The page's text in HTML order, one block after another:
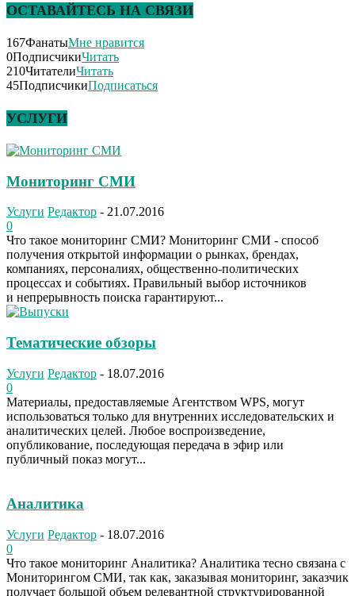
ОСТАВАЙТЕСЬ НА СВЯЗИ
167ФанатыМне нравится
0ПодписчикиЧитать
210ЧитателиЧитать
45ПодписчикиПодписаться
УСЛУГИ
Мониторинг СМИ
Услуги Редактор - 21.07.2016
0
Что такое мониторинг СМИ? Мониторинг СМИ - способ
получения открытой информации о рынках, брендах,
компаниях, персоналиях, общественно-политических
процессах и событиях. Правильный выбор источников
и непрерывность поиска гарантируют...
Тематические обзоры
Услуги Редактор - 18.07.2016
0
Материалы, предоставляемые Агентством WPS, могут
использоваться только для внутренних исследовательских и
аналитических целей. Любое воспроизведение,
опубликование, последующая передача в эфир или
публичный показ могут...
Аналитика
Услуги Редактор - 18.07.2016
0
Что такое мониторинг Аналитика? Аналитика тесно связана с
Мониторингом СМИ, так как, заказывая мониторинг, заказчик
получает большой объем релевантной структурированной